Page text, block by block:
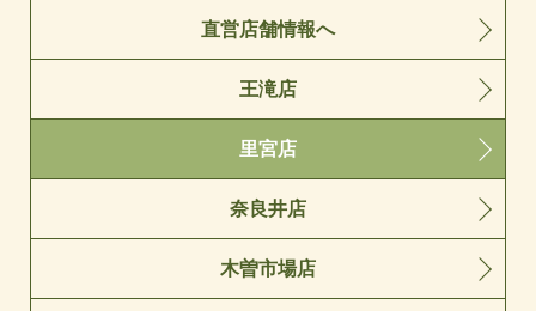
直営店舗情報へ
王滝店
里宮店
奈良井店
木曽市場店